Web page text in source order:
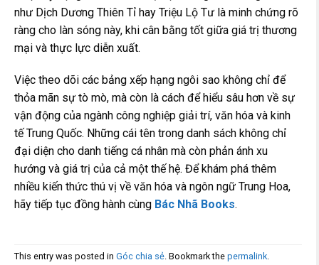
như Dịch Dương Thiên Tỉ hay Triệu Lộ Tư là minh chứng rõ
ràng cho làn sóng này, khi cân bằng tốt giữa giá trị thương
mại và thực lực diễn xuất.
Việc theo dõi các bảng xếp hạng ngôi sao không chỉ để
thỏa mãn sự tò mò, mà còn là cách để hiểu sâu hơn về sự
vận động của ngành công nghiệp giải trí, văn hóa và kinh
tế Trung Quốc. Những cái tên trong danh sách không chỉ
đại diện cho danh tiếng cá nhân mà còn phản ánh xu
hướng và giá trị của cả một thế hệ. Để khám phá thêm
nhiều kiến thức thú vị về văn hóa và ngôn ngữ Trung Hoa,
hãy tiếp tục đồng hành cùng Bác Nhã Books.
This entry was posted in Góc chia sẻ . Bookmark the permalink